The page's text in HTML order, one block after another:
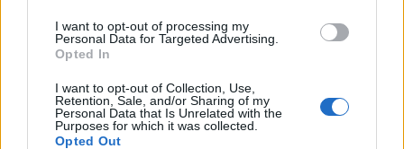
I want to opt-out of processing my
Personal Data for Targeted Advertising.
Opted In
I want to opt-out of Collection, Use,
Retention, Sale, and/or Sharing of my
Personal Data that Is Unrelated with the
Purposes for which it was collected.
Opted Out
24